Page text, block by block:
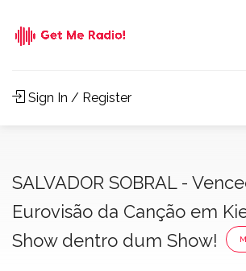
Sign In / Register
SALVADOR SOBRAL -
Eurovisão da Canção em
Show dentro dum Show!